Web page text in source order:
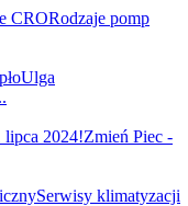
CRORodzaje pomp
Ulga
lipca 2024!Zmień Piec -
Serwisy klimatyzacji